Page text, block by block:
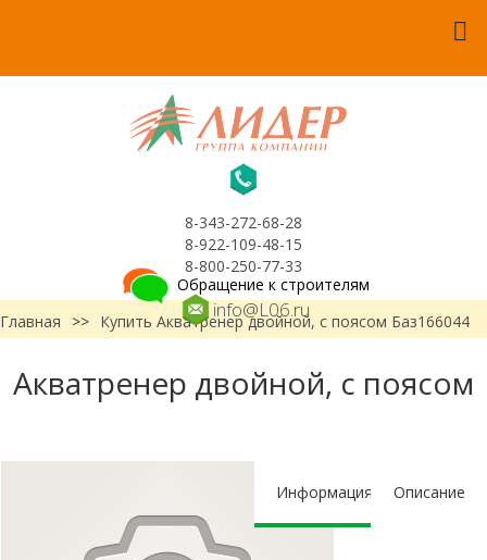
8-343-272-68-28
8-922-109-48-15
8-800-250-77-33
info@L06.ru
Обращение к строителям
Главная
>> Купить Акватренер двойной, с поясом Баз166044
Акватренер двойной, с поясом
Информация Описание